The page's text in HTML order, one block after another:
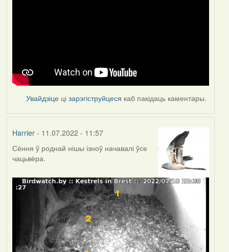
Увайдзіце цізарэгіструйцеся каб пакідаць каментары.
Harrier- 11.07.2022 - 11:57
Сёння ў роднай нішы ізноў начавалі ўсе
чацьвёра.